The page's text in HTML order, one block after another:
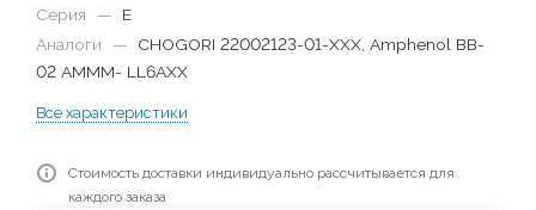
Серия
—
E
Аналоги
—
CHOGORI 22002123-01-XXX, Amphenol BB-
02 AMMM- LL6AXX
Все характеристики
Стоимость доставки индивидуально рассчитывается для
каждого заказа